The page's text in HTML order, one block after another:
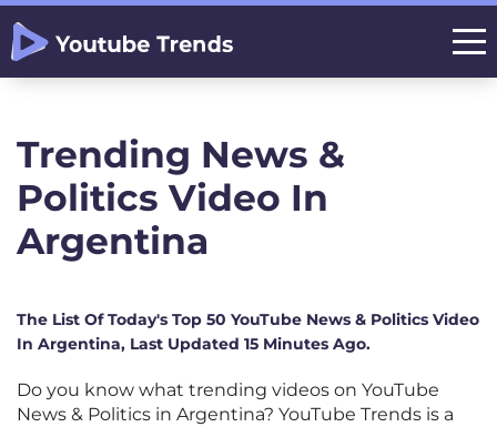
Trending News &
Politics Video In
Argentina
The List Of Today's Top 50 YouTube News & Politics Video
In Argentina, Last Updated 15 Minutes Ago.
Do you know what trending videos on YouTube
News & Politics in Argentina? YouTube Trends is a